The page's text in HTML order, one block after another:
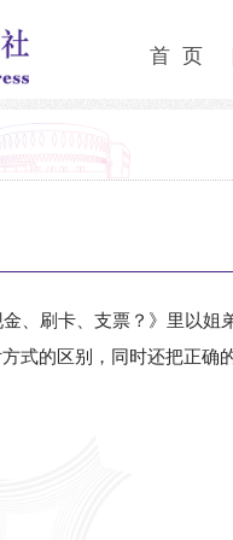
首 页
金、刷卡、支票？》里以
式的区别，同时还把正确